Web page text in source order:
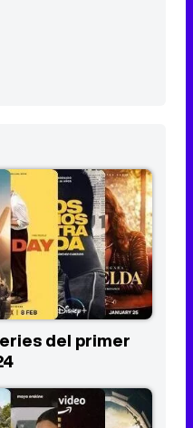
del primer